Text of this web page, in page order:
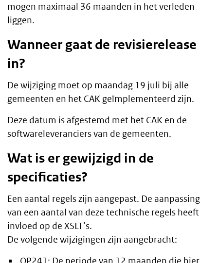
mogen maximaal 36 maanden in het verleden
liggen.
Wanneer gaat de revisierelease
in?
De wijziging moet op maandag 19 juli bij alle
gemeenten en het CAK geïmplementeerd zijn.
Deze datum is afgestemd met het CAK en de
softwareleveranciers van de gemeenten.
Wat is er gewijzigd in de
specificaties?
Een aantal regels zijn aangepast. De aanpassing
van een aantal van deze technische regels heeft
invloed op de XSLT’s.
De volgende wijzigingen zijn aangebracht:
OP241: De periode van 12 maanden die hier